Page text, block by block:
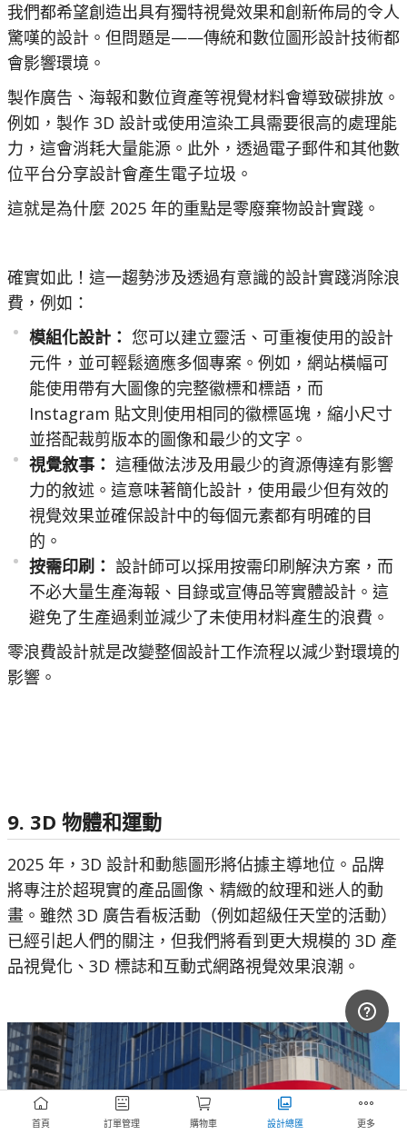
我們都希望創造出具有獨特視覺效果和創新佈局的令人
驚嘆的設計。但問題是——傳統和數位圖形設計技術都
會影響環境。
製作廣告、海報和數位資產等視覺材料會導致碳排放。
例如，製作 3D 設計或使用渲染工具需要很高的處理能
力，這會消耗大量能源。此外，透過電子郵件和其他數
位平台分享設計會產生電子垃圾。
這就是為什麼 2025 年的重點是零廢棄物設計實踐。
確實如此！這一趨勢涉及透過有意識的設計實踐消除浪
費，例如：
模組化設計： 您可以建立靈活、可重複使用的設計
元件，並可輕鬆適應多個專案。例如，網站橫幅可
能使用帶有大圖像的完整徽標和標語，而
Instagram 貼文則使用相同的徽標區塊，縮小尺寸
並搭配裁剪版本的圖像和最少的文字。
視覺敘事： 這種做法涉及用最少的資源傳達有影響
力的敘述。這意味著簡化設計，使用最少但有效的
視覺效果並確保設計中的每個元素都有明確的目
的。
按需印刷： 設計師可以採用按需印刷解決方案，而
不必大量生產海報、目錄或宣傳品等實體設計。這
避免了生產過剩並減少了未使用材料產生的浪費。
零浪費設計就是改變整個設計工作流程以減少對環境的
影響。
9. 3D 物體和運動
2025 年，3D 設計和動態圖形將佔據主導地位。品牌
將專注於超現實的產品圖像、精緻的紋理和迷人的動
畫。雖然 3D 廣告看板活動（例如超級任天堂的活動）
已經引起人們的關注，但我們將看到更大規模的 3D 產
品視覺化、3D 標誌和互動式網路視覺效果浪潮。
首頁 訂單管理 購物車 設計總匯 更多